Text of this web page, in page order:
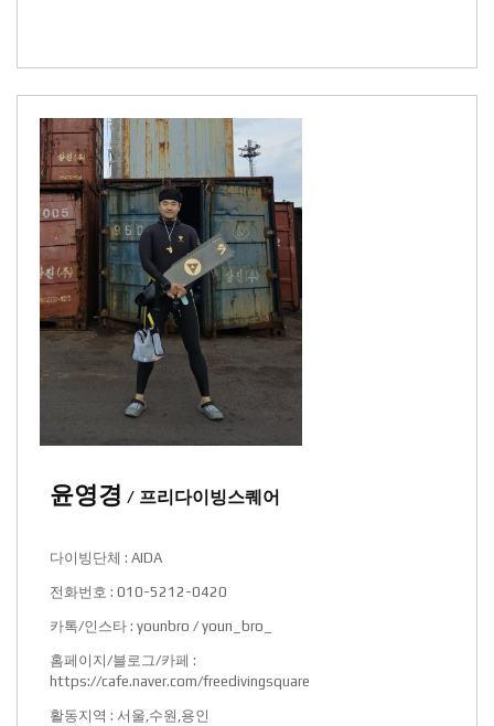
윤영경 / 프리다이빙스퀘어
다이빙단체 : AIDA
전화번호 : 010-5212-0420
카톡/인스타 : younbro / youn_bro_
홈페이지/블로그/카페 :
https://cafe.naver.com/freedivingsquare
활동지역 : 서울,수원,용인